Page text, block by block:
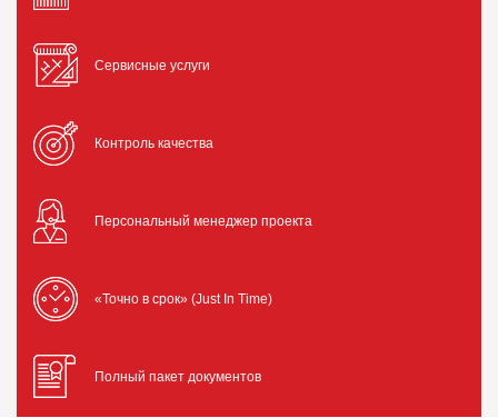
Сервисные услуги
Контроль качества
Персональный менеджер проекта
«Точно в срок» (Just In Time)
Полный пакет документов